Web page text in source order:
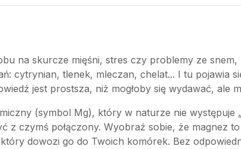
na skurcze mięśni, stres czy problemy ze snem,
cytrynian, tlenek, mleczan, chelat... I tu pojawia
jest prostsza, niż mogłoby się wydawać, ale
(symbol Mg), który w naturze nie
z czymś połączony. Wyobraź sobie, że magnez
dowozi go do Twoich komórek. Bez